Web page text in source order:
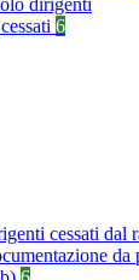
dirigenti
6
cessati dal
da